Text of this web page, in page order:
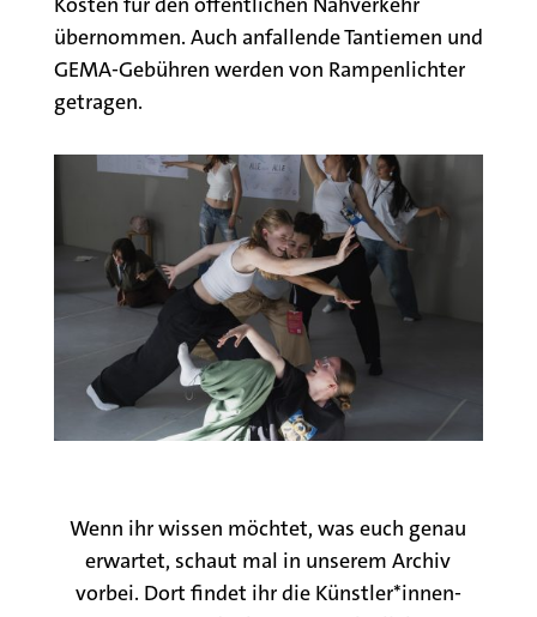
übernommen. Auch anfallende Tantiemen und
GEMA-Gebühren werden von Rampenlichter
getragen.
Wenn ihr wissen möchtet, was euch genau
erwartet, schaut mal in unserem Archiv
vorbei. Dort findet ihr die Künstler*innen-